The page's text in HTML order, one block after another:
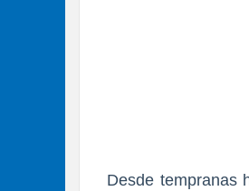
Desde tempranas